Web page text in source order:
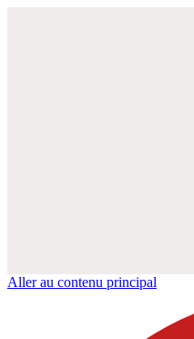
Aller au contenu principal